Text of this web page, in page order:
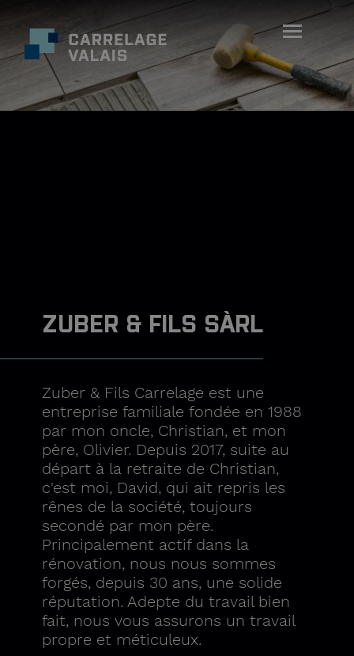
ZUBER & FILS SÀRL
Zuber & Fils Carrelage est une
entreprise familiale fondée en 1988
par mon oncle, Christian, et mon
père, Olivier. Depuis 2017, suite au
départ à la retraite de Christian,
c'est moi, David, qui ait repris les
rênes de la société, toujours
secondé par mon père.
Principalement actif dans la
rénovation, nous nous sommes
forgés, depuis 30 ans, une solide
réputation. Adepte du travail bien
fait, nous vous assurons un travail
propre et méticuleux.